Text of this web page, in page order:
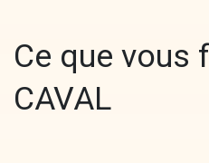
Ce que vous
CAVAL